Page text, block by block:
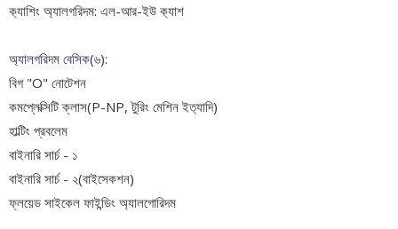
ক‍্যাশিং অ‍্যালগরিদম: এল-আর-ইউ ক‍্যাশ
অ্যালগরিদম বেসিক(৬):
বিগ "O" নোটেশন
কমপ্লেক্সিটি ক্লাস(P-NP, টুরিং মেশিন ইত‍্যাদি)
হাল্টিং প্রবলেম
বাইনারি সার্চ - ১
বাইনারি সার্চ - ২(বাইসেকশন)
ফ্লয়েড সাইকেল ফাইন্ডিং অ্যালগোরিদম